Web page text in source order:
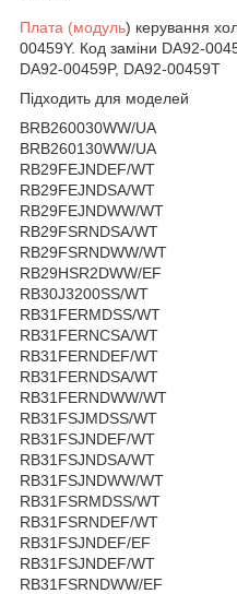
Плата (модуль) керування
00459Y. Код заміни DA92-
DA92-00459P, DA92-00459T
Підходить для моделей
BRB260030WW/UA
BRB260130WW/UA
RB29FEJNDEF/WT
RB29FEJNDSA/WT
RB29FEJNDWW/WT
RB29FSRNDSA/WT
RB29FSRNDWW/WT
RB29HSR2DWW/EF
RB30J3200SS/WT
RB31FERMDSS/WT
RB31FERNCSA/WT
RB31FERNDEF/WT
RB31FERNDSA/WT
RB31FERNDWW/WT
RB31FSJMDSS/WT
RB31FSJNDEF/WT
RB31FSJNDSA/WT
RB31FSJNDWW/WT
RB31FSRMDSS/WT
RB31FSRNDEF/WT
RB31FSJNDEF/EF
RB31FSJNDEF/WT
RB31FSRNDWW/EF